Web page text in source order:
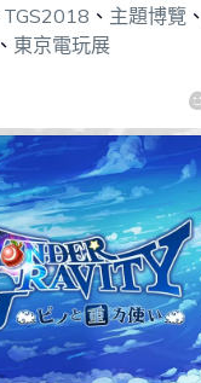
TGS2018 、 主題博覽、
、 東京電玩展